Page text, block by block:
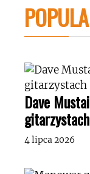
Dave
gitarzystach
4 lipca 2026